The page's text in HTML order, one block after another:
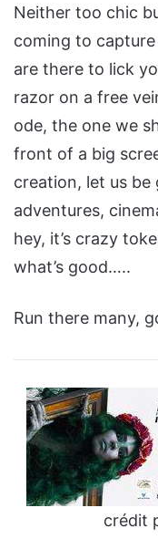
Neither too chic
coming to
are there to lick
razor on a free
ode, the one we
front of a big
creation, let us be
adventures,
hey, it’s crazy
what’s good…..
Run there many,
crédit